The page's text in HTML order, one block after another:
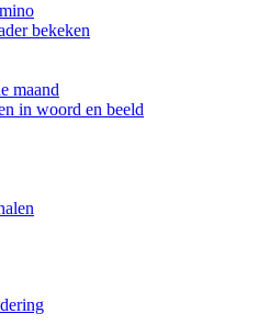
bekeken
maand
in woord en beeld